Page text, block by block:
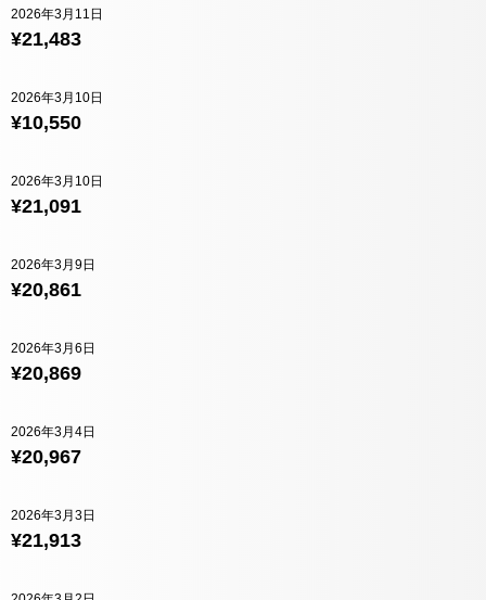
¥21,483
2026年3月11日
¥10,550
2026年3月10日
¥21,091
2026年3月10日
¥20,861
2026年3月9日
¥20,869
2026年3月6日
¥20,967
2026年3月4日
¥21,913
2026年3月3日